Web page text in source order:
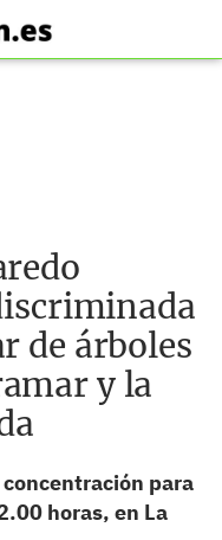
de árboles
y la
para
horas, en La